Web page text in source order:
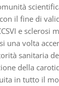
il fine di
e sclerosi
una volta
sanitaria
della
in tutto il